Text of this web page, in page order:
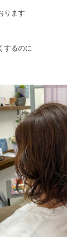
ります
するのに